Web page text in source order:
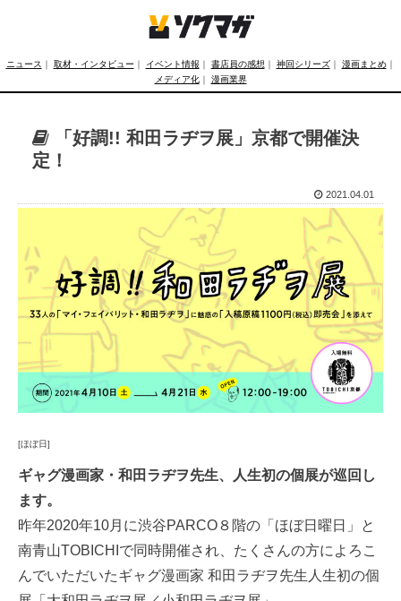
ニュース ｜ 取材・インタビュー ｜ イベント情報 ｜ 書店員の感想 ｜ 神回シリーズ｜ 漫画まとめ｜
メディア化｜ 漫画業界
「好調!! 和田ラヂヲ展」京都で開催決
定！
2021.04.01
[ほぼ日]
ギャグ漫画家・和田ラヂヲ先生、人生初の個展が巡回し
ます。
昨年2020年10月に渋谷PARCO８階の「ほぼ日曜日」と
南青山TOBICHIで同時開催され、たくさんの方によろこ
んでいただいたギャグ漫画家 和田ラヂヲ先生人生初の個